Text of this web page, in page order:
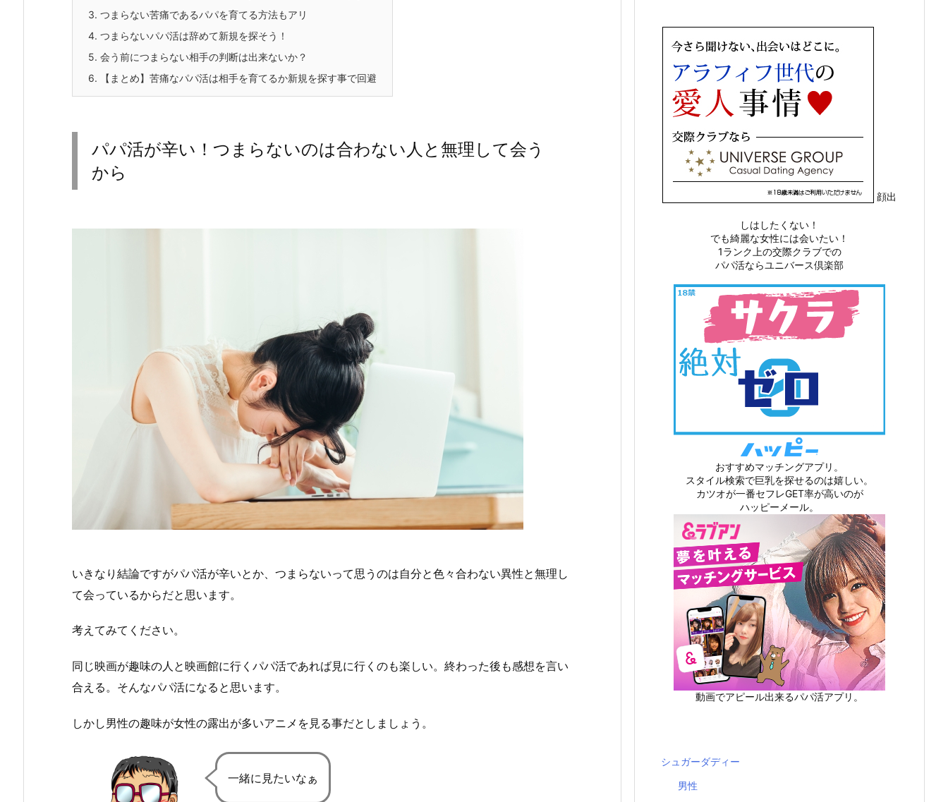
3. つまらない苦痛であるパパを育てる方法もアリ
4. つまらないパパ活は辞めて新規を探そう！
5. 会う前につまらない相手の判断は出来ないか？
6. 【まとめ】苦痛なパパ活は相手を育てるか新規を探す事で回避
パパ活が辛い！つまらないのは合わない人と無理して会う
から
いきなり結論ですがパパ活が辛いとか、つまらないって思うのは自分と色々合わない異性と無理し
て会っているからだと思います。
考えてみてください。
同じ映画が趣味の人と映画館に行くパパ活であれば見に行くのも楽しい。終わった後も感想を言い
合える。そんなパパ活になると思います。
しかし男性の趣味が女性の露出が多いアニメを見る事だとしましょう。
一緒に見たいなぁ
顔出
しはしたくない！
でも綺麗な女性には会いたい！
1ランク上の交際クラブでの
パパ活ならユニバース倶楽部
おすすめマッチングアプリ。
スタイル検索で巨乳を探せるのは嬉しい。
カツオが一番セフレGET率が高いのが
ハッピーメール。
動画でアピール出来るパパ活アプリ。
シュガーダディー
男性